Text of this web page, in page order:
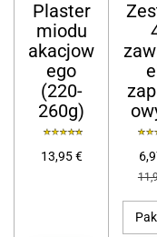
Plaster
miodu
akacjow
ego
(220-
260g)
13,95 €